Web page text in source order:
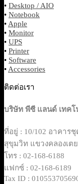
• Desktop / AIO
• Notebook
• Apple
• Monitor
• UPS
• Printer
• Software
• Accessories
ติดต่อเรา
บริษัท พีซี แลนด์ เทคโ
ที่อยู่ : 10/102 อาคาร
สุขุมวิท แขวงคลองเต
โทร : 02-168-6188
แฟกซ์ : 02-168-6189
Tax ID :